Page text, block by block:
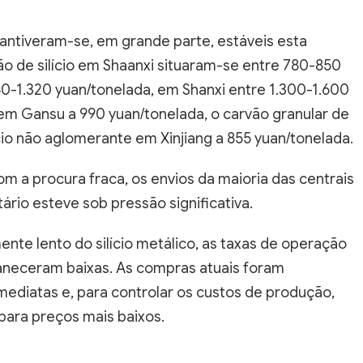
se, em grande parte, estáveis esta
de silício em Shaanxi situaram-se entre 780-850
1.320 yuan/tonelada, em Shanxi entre 1.300-1.600
Gansu a 990 yuan/tonelada, o carvão granular de
não aglomerante em Xinjiang a 855 yuan/tonelada.
a procura fraca, os envios da maioria das centrais
esteve sob pressão significativa.
lento do silício metálico, as taxas de operação
baixas. As compras atuais foram
e, para controlar os custos de produção,
preços mais baixos.